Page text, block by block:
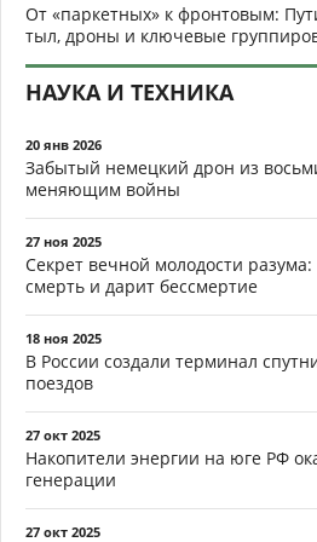
От «паркетных» к фронтовым:
тыл, дроны и ключевые
НАУКА И ТЕХНИКА
20 янв 2026
Забытый немецкий дрон из
меняющим войны
27 ноя 2025
Секрет вечной молодости
смерть и дарит бессмертие
18 ноя 2025
В России создали терминал
поездов
27 окт 2025
Накопители энергии на юге РФ
генерации
27 окт 2025